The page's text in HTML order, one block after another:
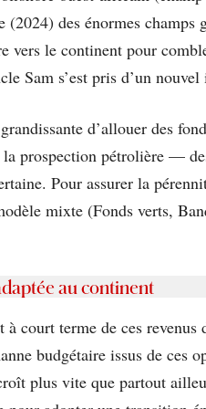
des énormes
vers le continent pour
Sam s’est pris d’un
d’allouer des
prospection pétrolière —
Pour assurer la
mixte (Fonds verts,
au continent
court terme de ces
budgétaire issus de ces
plus vite que partout